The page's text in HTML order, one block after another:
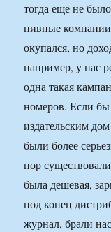
тогда еще не
пивные
окупался, но
например, у нас
одна такая
номеров. Если бы
издательским
были более
пор
была дешевая,
под конец
журнал, брали